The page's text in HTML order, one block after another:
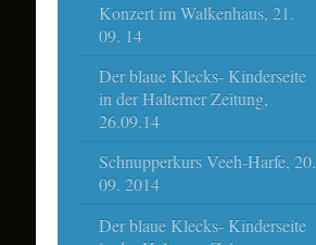
Konzert im Walkenhaus, 21.
09. 14
Der blaue Klecks- Kinderseite
in der Halterner Zeitung,
26.09.14
Schnupperkurs Veeh-Harfe, 20.
09. 2014
Der blaue Klecks- Kinderseite